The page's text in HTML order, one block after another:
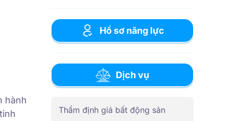
hành
Hồ sơ năng lực
Dịch vụ
Thẩm định giá bất động sản